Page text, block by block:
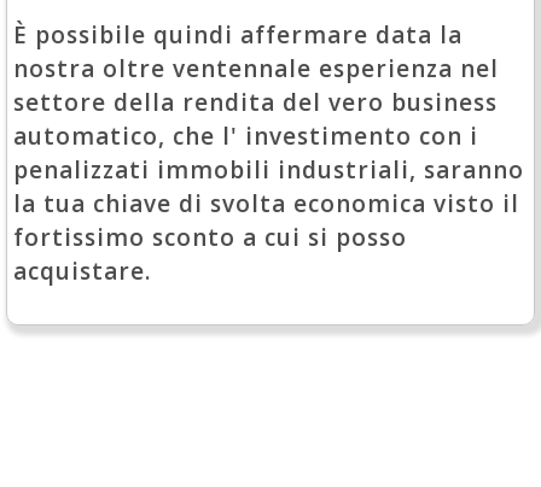
È possibile quindi affermare data la
nostra oltre ventennale esperienza nel
settore della rendita del vero business
automatico, che l' investimento con i
penalizzati immobili industriali, saranno
la tua chiave di svolta economica visto il
fortissimo sconto a cui si posso
acquistare.